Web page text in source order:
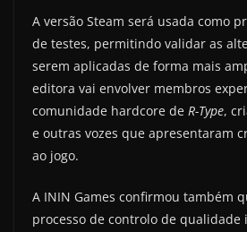
A versão Steam será usada como
de testes, permitindo validar as
serem aplicadas de forma mais
editora vai envolver membros
comunidade hardcore de R-Type,
e outras vozes que apresentaram
ao jogo.
A ININ Games confirmou também
processo de controlo de qualidade